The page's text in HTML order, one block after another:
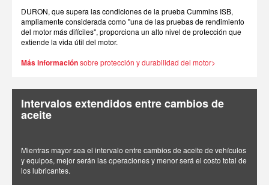
DURON, que supera las condiciones de la prueba Cummins ISB,
ampliamente considerada como "una de las pruebas de rendimiento
del motor más difíciles", proporciona un alto nivel de protección que
extiende la vida útil del motor.
Más informaciónsobre protección y durabilidad del motor>
Intervalos extendidos entre cambios de
aceite
Mientras mayor sea el intervalo entre cambios de aceite de vehículos
y equipos, mejor serán las operaciones y menor será el costo total de
los lubricantes.